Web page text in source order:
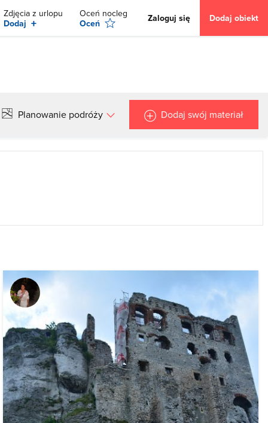
Zdjęcia z urlopu
Dodaj +
Oceń nocleg
Oceń
Zaloguj się Dodaj obiekt
Planowanie podróży Dodaj swój materiał